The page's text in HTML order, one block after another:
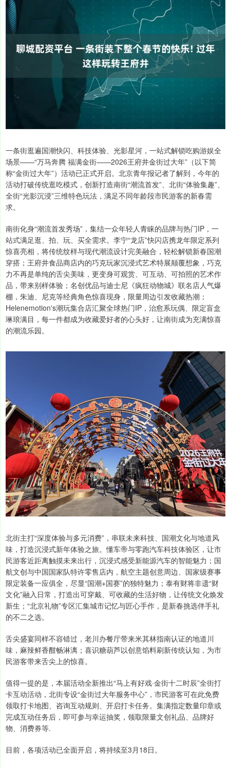
一条街逛遍国潮快闪、科技体验、光影星河，一站式解锁吃购游娱全
场景——“万马奔腾 福满金街——2026王府井金街过大年”（以下简
称“金街过大年”）活动已正式开启。北京青年报记者了解到，今年的
活动打破传统逛吃模式，创新打造南街“潮流首发”、北街“体验集趣”、
全街“光影沉浸”三维特色玩法，满足不同年龄段市民游客的新春需
求。
南街化身“潮流首发秀场”，集结一众年轻人青睐的品牌与热门IP，一
站式满足逛、拍、玩、买全需求。李宁“龙店”快闪店携龙年限定系列
惊喜亮相，将传统纹样与现代潮流设计完美融合，轻松解锁新春国潮
穿搭；王府井食品商店内的巧克玩家沉浸式艺术特展颠覆想象，巧克
力不再是单纯的舌尖美味，更变身可观赏、可互动、可拍照的艺术作
品，带来别样体验；名创优品与迪士尼《疯狂动物城》联名店人气爆
棚，朱迪、尼克等经典角色惊喜现身，限量周边引发收藏热潮；
Helenemotion's潮玩集合店汇聚全球热门IP，治愈系玩偶、限定盲盒
琳琅满目，每一件都成为收藏爱好者的心头好，让南街成为充满惊喜
的潮流乐园。
北街主打“深度体验与多元消费”，串联未来科技、国潮文化与地道风
味，打造沉浸式新年体验之旅。懂车帝与零跑汽车科技体验区，让市
民游客近距离触摸未来出行，沉浸式感受新能源汽车的智能魅力；国
航文创与中国国家队特许零售店内，航空主题创意周边、国家级赛事
限定装备一应俱全，尽显“国潮+国赛”的独特魅力；泰有财将非遗“财
文化”融入日常，打造出可穿戴、可收藏的生活好物，让传统文化焕发
新生；“北京礼物”专区汇集城市记忆与匠心手作，是新春挑选伴手礼
的不二之选。
舌尖盛宴同样不容错过，老川办餐厅带来米其林指南认证的地道川
味，麻辣鲜香酣畅淋漓；喜识糖葫芦以创意馅料刷新传统认知，为市
民游客带来舌尖上的惊喜。
值得一提的是，本届活动全新推出“马上有好戏·金街十二时辰”全街打
卡互动活动，北街专设“金街过大年服务中心”，市民游客可在此免费
领取打卡地图、咨询互动规则、开启打卡任务。集满指定数量印章或
完成互动任务后，即可参与幸运抽奖，领取限量文创礼品、品牌好
物、消费券等.
目前，各项活动已全面开启，将持续至3月18日。